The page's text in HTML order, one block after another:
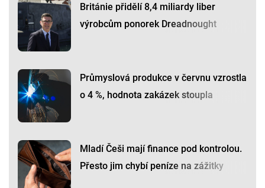
Británie přidělí 8,4 miliardy liber
výrobcům ponorek Dreadnought
Průmyslová produkce v červnu vzrostla
o 4 %, hodnota zakázek stoupla
Mladí Češi mají finance pod kontrolou.
Přesto jim chybí peníze na zážitky